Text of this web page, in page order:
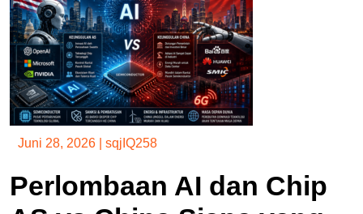
Juni 28, 2026 sqjIQ258
Perlombaan AI dan Chip